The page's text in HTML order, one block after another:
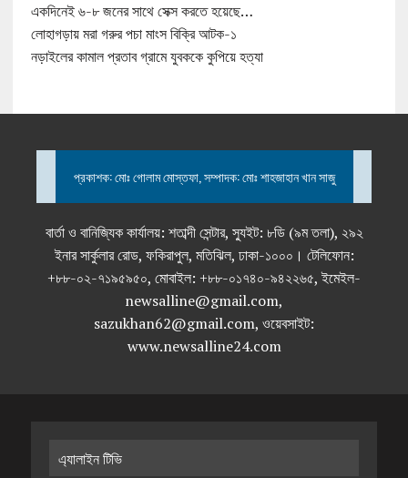
একদিনেই ৬-৮ জনের সাথে সেক্স করতে হয়েছে…
লোহাগড়ায় মরা গরুর পচা মাংস বিক্রি আটক-১
নড়াইলের কামাল প্রতাব গ্রামে যুবককে কুপিয়ে হত্যা
প্রকাশক: মোঃ গোলাম মোস্তফা, সম্পাদক: মোঃ শাহজাহান খান সাজু
বার্তা ও বানিজ্যিক কার্যালয়: শতাব্দী সেন্টার, স্যুইট: ৮ডি (৯ম তলা), ২৯২
ইনার সার্কুলার রোড, ফকিরাপুল, মতিঝিল, ঢাকা-১০০০। টেলিফোন:
+৮৮-০২-৭১৯৫৯৫০, মোবাইল: +৮৮-০১৭৪০-৯৪২২৬৫, ইমেইল-
newsalline@gmail.com,
sazukhan62@gmail.com, ওয়েবসাইট:
www.newsalline24.com
এ্যালাইন টিভি